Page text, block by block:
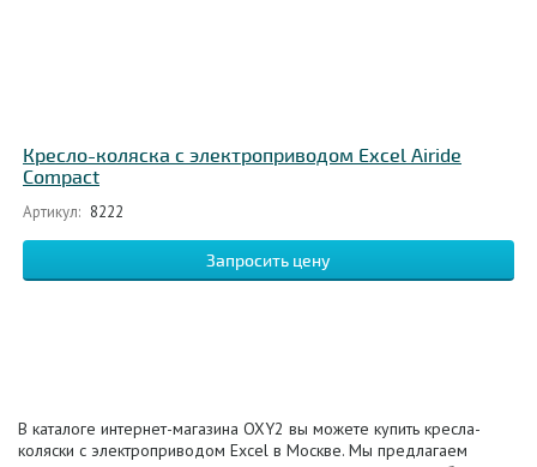
Кресло-коляска с электроприводом Excel Airide
Compact
Артикул: 8222
Запросить цену
В каталоге интернет-магазина OXY2 вы можете купить кресла-
коляски с электроприводом Excel в Москве. Мы предлагаем